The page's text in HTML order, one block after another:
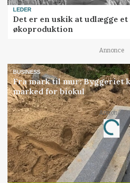
LEDER
Det er en uskik at udlægge
økoproduktion
Annonce
BUSINESS
Fra mark til mur: Byggeriet
marked for biokul
Annonce
Loading...
Jobs